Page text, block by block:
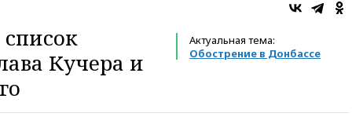
Актуальная тема:
Обострение в Донбассе
Кучера и